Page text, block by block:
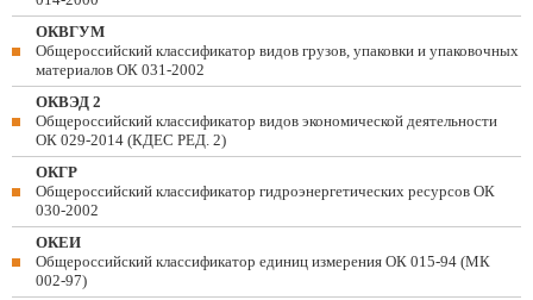
ОКВГУМ
Общероссийский классификатор видов грузов, упаковки и упаковочных
материалов ОК 031-2002
ОКВЭД 2
Общероссийский классификатор видов экономической деятельности
ОК 029-2014 (КДЕС РЕД. 2)
ОКГР
Общероссийский классификатор гидроэнергетических ресурсов ОК
030-2002
ОКЕИ
Общероссийский классификатор единиц измерения ОК 015-94 (МК
002-97)